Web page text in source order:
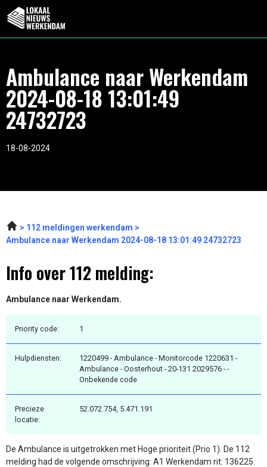
Ambulance naar Werkendam
2024-08-18 13:01:49
24732723
18-08-2024
112 meldingen werkendam
Ambulance naar Werkendam 2024-08-18 13:01:49 24732723
Info over 112 melding:
Ambulance naar Werkendam.
Priority code: 1
Hulpdiensten:
1220499 - Ambulance - Monitorcode 1220631 -
Ambulance - Oosterhout - 20-131 2029576 - -
Onbekende code
Precieze
locatie:
52.072.754, 5.471.191
De Ambulance is uitgetrokken met Hoge prioriteit (Prio 1). De 112
melding had de volgende omschrijving: A1 Werkendam rit: 136225.